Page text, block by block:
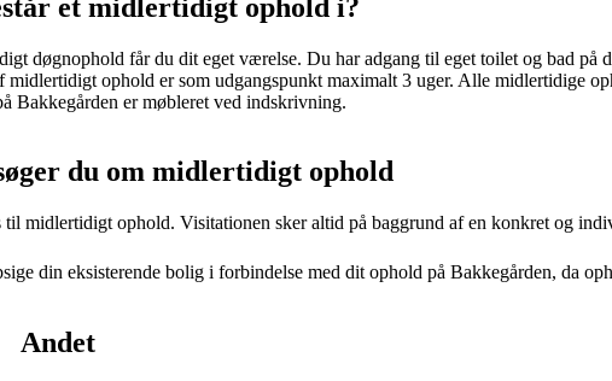
et midlertidigt ophold i?
døgnophold får du dit eget værelse. Du har adgang til eget toilet og bad på
midlertidigt ophold er som udgangspunkt maximalt 3 uger. Alle midlertidige
Bakkegården er møbleret ved indskrivning.
du om midlertidigt ophold
til midlertidigt ophold. Visitationen sker altid på baggrund af en konkret og
din eksisterende bolig i forbindelse med dit ophold på Bakkegården, da
Andet